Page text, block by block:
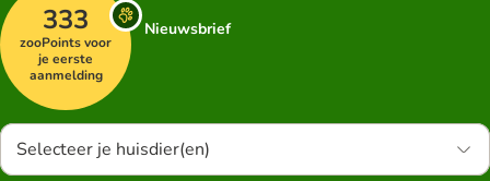
333
zooPoints voor
je eerste
aanmelding
Nieuwsbrief
Selecteer je huisdier(en)